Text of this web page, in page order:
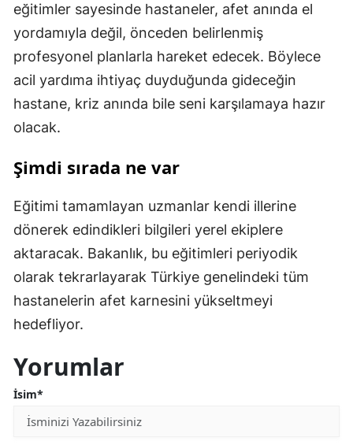
eğitimler sayesinde hastaneler, afet anında el
yordamıyla değil, önceden belirlenmiş
profesyonel planlarla hareket edecek. Böylece
acil yardıma ihtiyaç duyduğunda gideceğin
hastane, kriz anında bile seni karşılamaya hazır
olacak.
Şimdi sırada ne var
Eğitimi tamamlayan uzmanlar kendi illerine
dönerek edindikleri bilgileri yerel ekiplere
aktaracak. Bakanlık, bu eğitimleri periyodik
olarak tekrarlayarak Türkiye genelindeki tüm
hastanelerin afet karnesini yükseltmeyi
hedefliyor.
Yorumlar
İsim*